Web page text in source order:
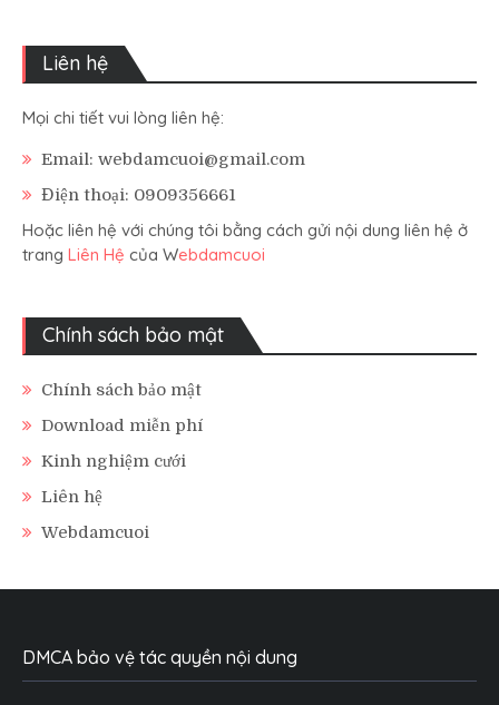
Liên hệ
Mọi chi tiết vui lòng liên hệ:
Email: webdamcuoi@gmail.com
Điện thoại: 0909356661
Hoặc liên hệ với chúng tôi bằng cách gửi nội dung liên hệ ở
trang Liên Hệ của Webdamcuoi
Chính sách bảo mật
Chính sách bảo mật
Download miễn phí
Kinh nghiệm cưới
Liên hệ
Webdamcuoi
DMCA bảo vệ tác quyền nội dung